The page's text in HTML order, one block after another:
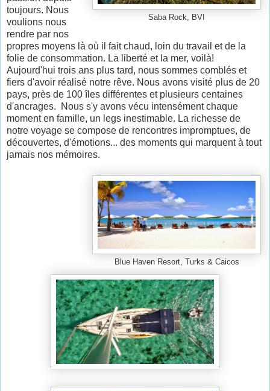
Saba Rock, BVI
toujours. Nous
voulions nous
rendre par nos
propres moyens là où il fait chaud, loin du travail et de la
folie de consommation. La liberté et la mer, voilà!
Aujourd'hui trois ans plus tard, nous sommes comblés et
fiers d'avoir réalisé notre rêve. Nous avons visité plus de 20
pays, près de 100 îles différentes et plusieurs centaines
d'ancrages. Nous s'y avons vécu intensément chaque
moment en famille, un legs inestimable. La richesse de
notre voyage se compose de rencontres impromptues, de
découvertes, d'émotions... des moments qui marquent à tout
jamais nos mémoires.
Blue Haven Resort, Turks & Caicos